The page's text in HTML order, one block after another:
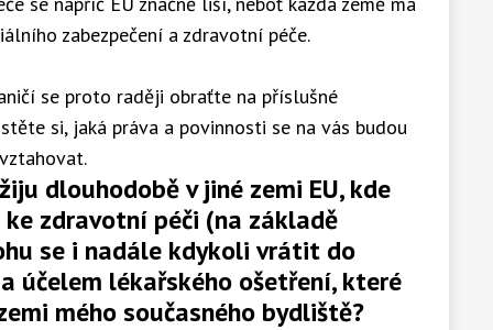
zabezpečení a zdravotní péče.
se proto raději obraťte na příslušné
si, jaká práva a povinnosti se na vás budou
dlouhodobě v jiné zemi EU, kde
zdravotní péči (na základě
se i nadále kdykoli vrátit do
účelem lékařského ošetření, které
mého současného bydliště?